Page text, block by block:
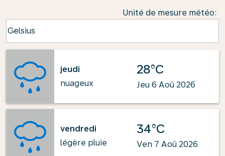
Unité de mesure météo:
Celsius
keyboard_arrow_down
jeudi
nuageux
28°C
Jeu 6 Aoû 2026
vendredi
légère pluie
34°C
Ven 7 Aoû 2026